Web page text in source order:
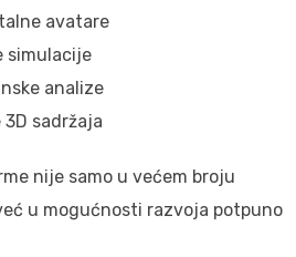
avatare
simulacije
analize
sadržaja
nije samo u većem broju
u mogućnosti razvoja potpuno